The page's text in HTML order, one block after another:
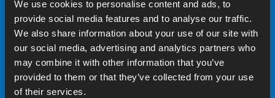
We use cookies to personalise content and ads, to
provide social media features and to analyse our traffic.
We also share information about your use of our site with
our social media, advertising and analytics partners who
may combine it with other information that you’ve
provided to them or that they’ve collected from your use
of their services.
AP Machinebouw B.V.
Ambachtstraat 21
8313 AV Rutten
Niederlande
+31 – (0) 527 618 246